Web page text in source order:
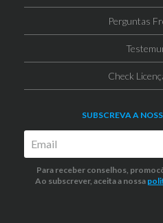
Perguntas
Check
SUBSCREVA A
Para receber conselhos,
Ao subscrever, aceita a nossa